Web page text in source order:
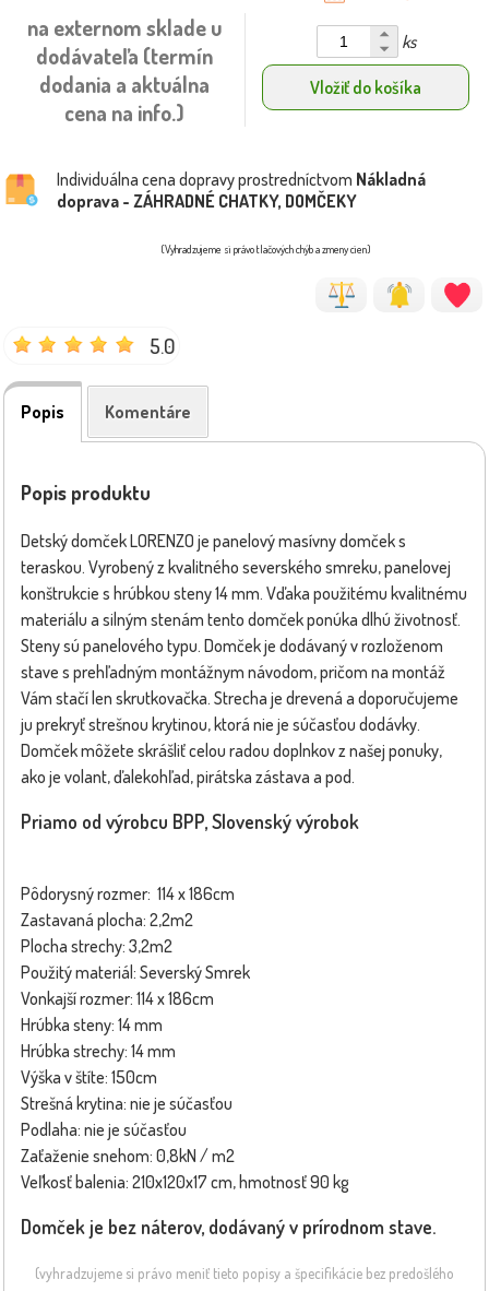
na externom sklade u
dodávateľa (termín
dodania a aktuálna
cena na info.)
ks
Vložiť do košíka
Individuálna cena dopravy prostredníctvom Nákladná
doprava - ZÁHRADNÉ CHATKY, DOMČEKY
(Vyhradzujeme si právo tlačových chýb a zmeny cien)
5.0
Popis Komentáre
Popis produktu
Detský domček LORENZO je panelový masívny domček s
teraskou. Vyrobený z kvalitného severského smreku, panelovej
konštrukcie s hrúbkou steny 14 mm. Vďaka použitému kvalitnému
materiálu a silným stenám tento domček ponúka dlhú životnosť.
Steny sú panelového typu. Domček je dodávaný v rozloženom
stave s prehľadným montážnym návodom, pričom na montáž
Vám stačí len skrutkovačka. Strecha je drevená a doporučujeme
ju prekryť strešnou krytinou, ktorá nie je súčasťou dodávky.
Domček môžete skrášliť celou radou doplnkov z našej ponuky,
ako je volant, ďalekohľad, pirátska zástava a pod.
Priamo od výrobcu BPP, Slovenský výrobok
Pôdorysný rozmer: 114 x 186cm
Zastavaná plocha: 2,2m2
Plocha strechy: 3,2m2
Použitý materiál: Severský Smrek
Vonkajší rozmer: 114 x 186cm
Hrúbka steny: 14 mm
Hrúbka strechy: 14 mm
Výška v štíte: 150cm
Strešná krytina: nie je súčasťou
Podlaha: nie je súčasťou
Zaťaženie snehom: 0,8kN / m2
Veľkosť balenia: 210x120x17 cm, hmotnosť 90 kg
Domček je bez náterov, dodávaný v prírodnom stave.
(vyhradzujeme si právo meniť tieto popisy a špecifikácie bez predošlého